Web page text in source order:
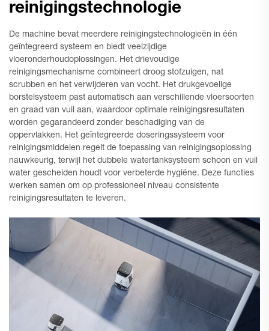
reinigingstechnologie
De machine bevat meerdere reinigingstechnologieën in één
geïntegreerd systeem en biedt veelzijdige
vloeronderhoudoplossingen. Het drievoudige
reinigingsmechanisme combineert droog stofzuigen, nat
scrubben en het verwijderen van vocht. Het drukgevoelige
borstelsysteem past automatisch aan verschillende vloersoorten
en graad van vuil aan, waardoor optimale reinigingsresultaten
worden gegarandeerd zonder beschadiging van de
oppervlakken. Het geïntegreerde doseringssysteem voor
reinigingsmiddelen regelt de toepassing van reinigingsoplossing
nauwkeurig, terwijl het dubbele watertanksysteem schoon en vuil
water gescheiden houdt voor verbeterde hygiëne. Deze functies
werken samen om op professioneel niveau consistente
reinigingsresultaten te leveren.